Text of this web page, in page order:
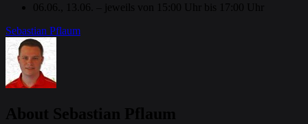
06.06., 13.06. – jeweils von 15:00 Uhr bis 17:00 Uhr
Sebastian Pflaum
About Sebastian Pflaum